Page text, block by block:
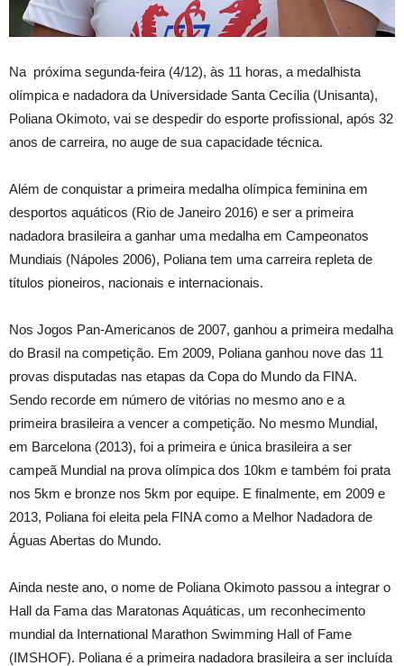
Na próxima segunda-feira (4/12), às 11 horas, a medalhista
olímpica e nadadora da Universidade Santa Cecília (Unisanta),
Poliana Okimoto, vai se despedir do esporte profissional, após 32
anos de carreira, no auge de sua capacidade técnica.
Além de conquistar a primeira medalha olímpica feminina em
desportos aquáticos (Rio de Janeiro 2016) e ser a primeira
nadadora brasileira a ganhar uma medalha em Campeonatos
Mundiais (Nápoles 2006), Poliana tem uma carreira repleta de
títulos pioneiros, nacionais e internacionais.
Nos Jogos Pan-Americanos de 2007, ganhou a primeira medalha
do Brasil na competição. Em 2009, Poliana ganhou nove das 11
provas disputadas nas etapas da Copa do Mundo da FINA.
Sendo recorde em número de vitórias no mesmo ano e a
primeira brasileira a vencer a competição. No mesmo Mundial,
em Barcelona (2013), foi a primeira e única brasileira a ser
campeã Mundial na prova olímpica dos 10km e também foi prata
nos 5km e bronze nos 5km por equipe. E finalmente, em 2009 e
2013, Poliana foi eleita pela FINA como a Melhor Nadadora de
Águas Abertas do Mundo.
Ainda neste ano, o nome de Poliana Okimoto passou a integrar o
Hall da Fama das Maratonas Aquáticas, um reconhecimento
mundial da International Marathon Swimming Hall of Fame
(IMSHOF). Poliana é a primeira nadadora brasileira a ser incluída